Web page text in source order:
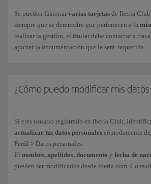
deberás rellenar el mismo formulario de alta que
Kids
(necesario al ser menores de edad).
Se pueden fusionar varias tarjetas de Iberia Club
siempre que se demuestre que pertenecen a la
realizar la gestión, el titular debe contactar a
aportar la documentación que le será requerida.
¿Cómo puedo modificar mis
Si eres usuario registrado en Iberia Club,
actualizar tus datos personales cómodamente
Perfil > Datos personales.
El nombre, apellidos, documento y fecha de
pueden ser modificados desde iberia.com.